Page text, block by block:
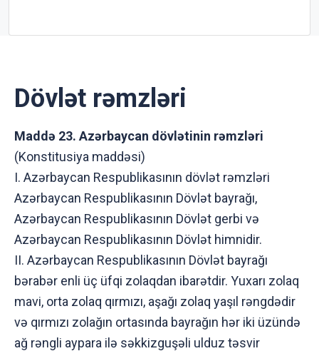
Dövlət rəmzləri
Maddə 23. Azərbaycan dövlətinin rəmzləri
(Konstitusiya maddəsi)
I. Azərbaycan Respublikasının dövlət rəmzləri
Azərbaycan Respublikasının Dövlət bayrağı,
Azərbaycan Respublikasının Dövlət gerbi və
Azərbaycan Respublikasının Dövlət himnidir.
II. Azərbaycan Respublikasının Dövlət bayrağı
bərabər enli üç üfqi zolaqdan ibarətdir. Yuxarı zolaq
mavi, orta zolaq qırmızı, aşağı zolaq yaşıl rəngdədir
və qırmızı zolağın ortasında bayrağın hər iki üzündə
ağ rəngli aypara ilə səkkizguşəli ulduz təsvir